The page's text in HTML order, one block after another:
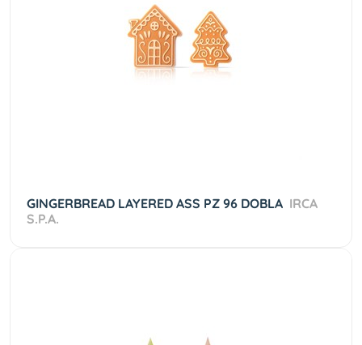
GINGERBREAD LAYERED ASS PZ 96 DOBLA IRCA
S.P.A.